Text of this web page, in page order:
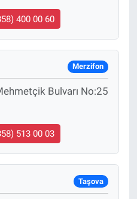
400 00 60
Merzifon
Bulvarı No:25
513 00 03
Taşova